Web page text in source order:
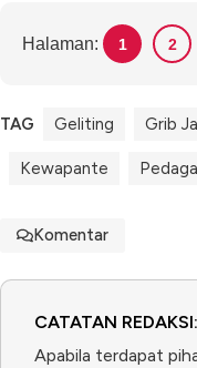
Halaman: 1 2
TAG Geliting Grib
Kewapante
Komentar
CATATAN REDAKSI:
Apabila terdapat